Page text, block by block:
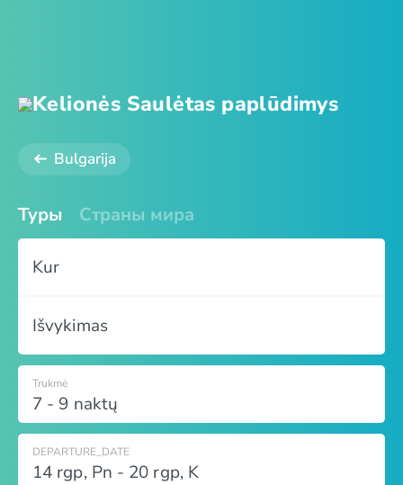
Kelionės Saulėtas paplūdimys
Bulgarija
Туры Страны мира
Kur
Išvykimas
7 - 9 naktų
Trukmė
DEPARTURE_DATE
14 rgp, Pn - 20 rgp, K